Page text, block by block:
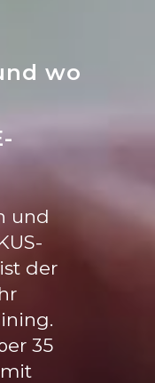
wo
und
der
35